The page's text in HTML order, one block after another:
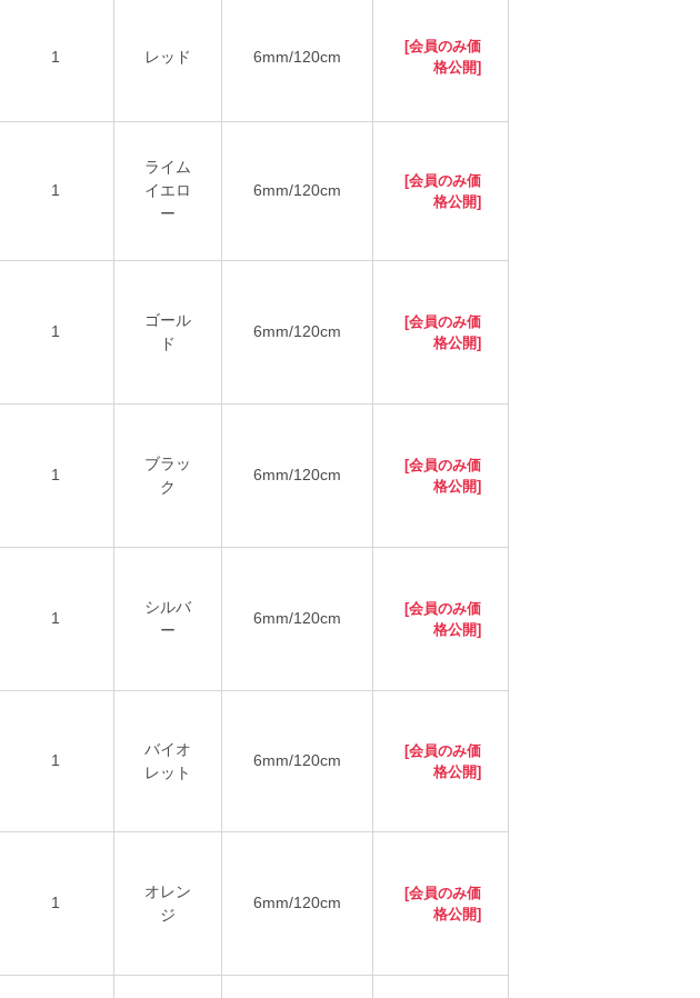
1 レッド 6mm/120cm
[会員のみ価
格公開]
1
ライム
イエロ
ー
6mm/120cm
[会員のみ価
格公開]
1
ゴール
ド
6mm/120cm
[会員のみ価
格公開]
1
ブラッ
ク
6mm/120cm
[会員のみ価
格公開]
1
シルバ
ー
6mm/120cm
[会員のみ価
格公開]
1
バイオ
レット
6mm/120cm
[会員のみ価
格公開]
1
オレン
ジ
6mm/120cm
[会員のみ価
格公開]